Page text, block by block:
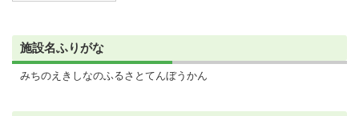
施設名ふりがな
みちのえきしなのふるさとてんぼうかん